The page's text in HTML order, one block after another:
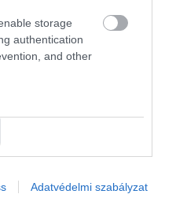
storage
authentication
and other
Adatvédelmi szabályzat
így fizetnek a
de a várt kártérítés csak akkor
betartják a biztosítók